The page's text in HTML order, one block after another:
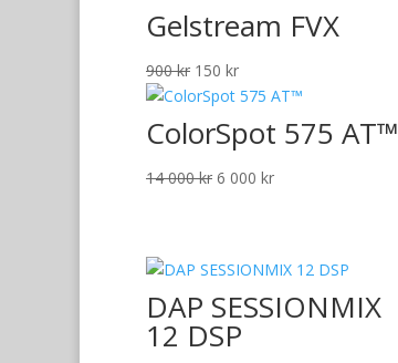
Gelstream FVX
900kr Det
ursprungliga
priset
var:
900 kr.
150 krDet
nuvarande
priset
är:
150 kr.
ColorSpot 575 AT™
14 000kr Det
14
000 kr.
6 000 krDet
6
000 kr.
DAP SESSIONMIX
12 DSP